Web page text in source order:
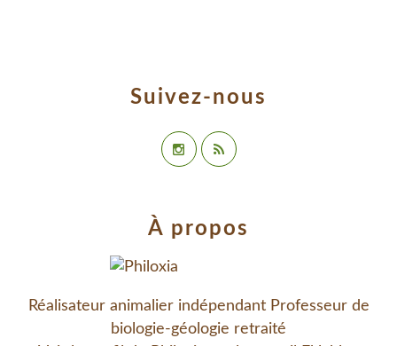
Suivez-nous
À propos
Réalisateur animalier indépendant Professeur de
biologie-géologie retraité